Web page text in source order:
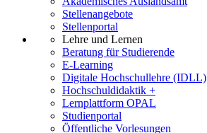
Stellenangebote
Stellenportal
Lehre und Lernen
Beratung für Studierende
E-Learning
Digitale Hochschullehre (IDLL)
Hochschuldidaktik +
Lernplattform OPAL
Studienportal
Öffentliche Vorlesungen